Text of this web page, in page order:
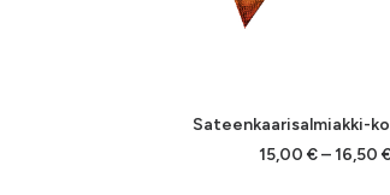
Sateenkaarisalmiakki-
15,00 € – 16,50